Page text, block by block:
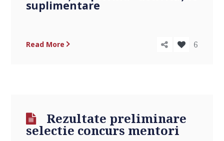
suplimentare
Read More 6
Rezultate preliminare
selectie concurs mentori